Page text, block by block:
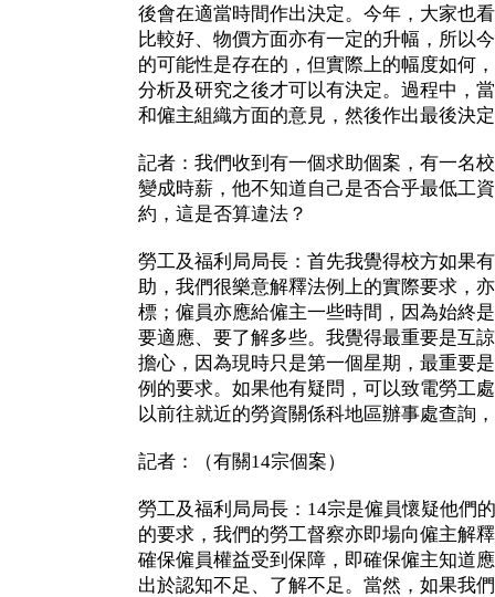
後會在適當時間作出決定。今年，大家也
比較好、物價方面亦有一定的升幅，所以
的可能性是存在的，但實際上的幅度如何
分析及研究之後才可以有決定。過程中，
和僱主組織方面的意見，然後作出最後決
記者：我們收到有一個求助個案，有一名
變成時薪，他不知道自己是否合乎最低工
約，這是否算違法？
勞工及福利局局長：首先我覺得校方如果
助，我們很樂意解釋法例上的實際要求，
標；僱員亦應給僱主一些時間，因為始終
要適應、要了解多些。我覺得最重要是互
擔心，因為現時只是第一個星期，最重要
例的要求。如果他有疑問，可以致電勞工
以前往就近的勞資關係科地區辦事處查詢
記者：（有關14宗個案）
勞工及福利局局長：14宗是僱員懷疑他們
的要求，我們的勞工督察亦即場向僱主解
確保僱員權益受到保障，即確保僱主知道
出於認知不足、了解不足。當然，如果我